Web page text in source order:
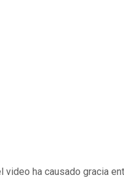
video ha causado gracia